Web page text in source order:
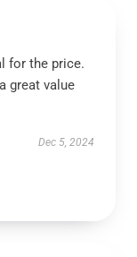
for the price.
great value
Dec 5, 2024